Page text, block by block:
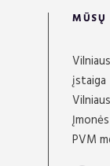
įstaiga
PVM